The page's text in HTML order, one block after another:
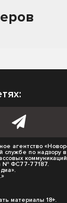
агентство
службе по надзору
№ ФС77-77187.
материалы 18+.